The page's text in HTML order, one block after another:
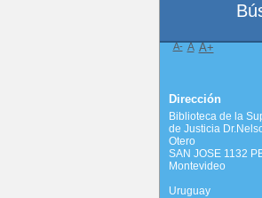
A- A A+
Dirección
Biblioteca de la
de Justicia
Otero
SAN JOSE 1132
Montevideo
Uruguay